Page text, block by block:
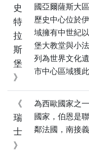
史
特
拉
斯
堡
》
國亞爾薩斯大
歷史中心位於
域擁有中世紀
堡大教堂與小
列為世界文化
市中心區域獲此
《
瑞
士
》
為西歐國家之
國家，伯恩是
鄰法國，南接